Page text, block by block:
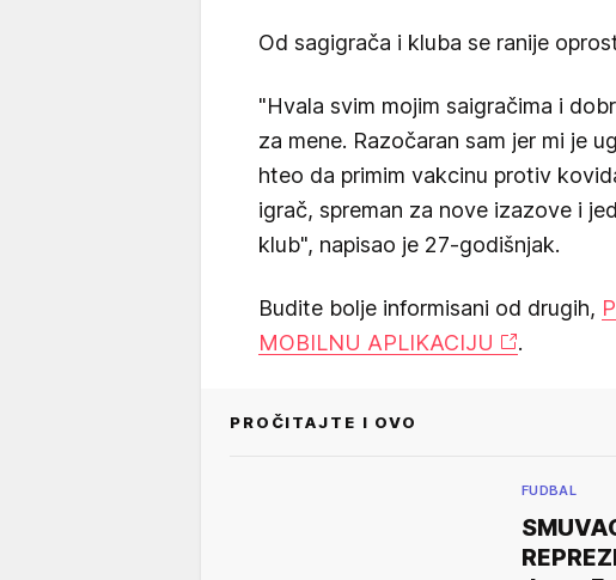
Od sagigrača i kluba se ranije
"Hvala svim mojim saigračima i
za mene. Razočaran sam jer mi je
hteo da primim vakcinu protiv
igrač, spreman za nove izazove i
klub", napisao je 27-godišnjak.
Budite bolje informisani od drugih,
MOBILNU APLIKACIJU
.
PROČITAJTE I OVO
FUDBAL